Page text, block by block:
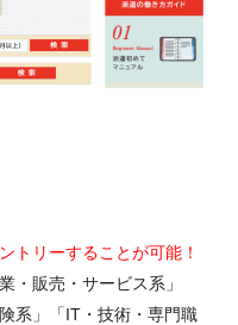
トリーすることが可能！
・販売・サービス系」
系」「IT・技術・専門職